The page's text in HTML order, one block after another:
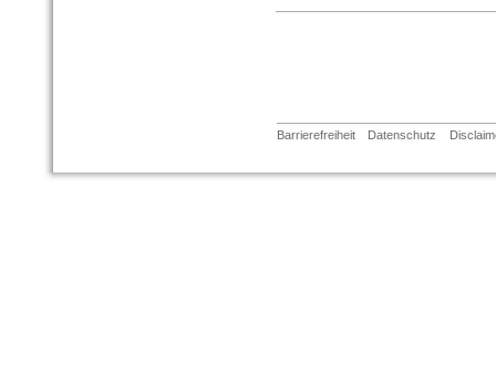
Barrierefreiheit Datenschutz